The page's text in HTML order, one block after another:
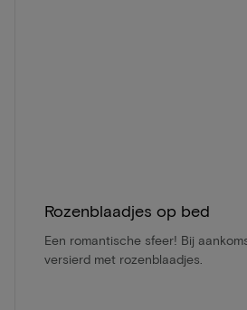
Rozenblaadjes op bed
Een romantische sfeer! Bij
versierd met rozenblaadjes.